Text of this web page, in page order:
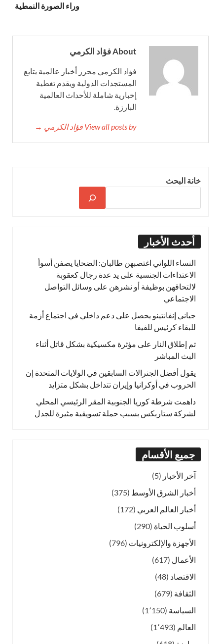
وراء الصورة النمطية
About فؤاد الكرمي
فؤاد الكرمي محرر أخبار عالمية يتابع
المستجدات الدولية ويقدم تغطية
إخبارية شاملة للأحداث العالمية
البارزة.
View all posts by فؤاد الكرمي →
خانة البحث
أحدث الأخبار
النساء اللواتي اغتصبهن طالبان: الضحايا يصفن أسوأ
الاعتداءات الجنسية على يد عدة رجال كعقوبة
لالتحاقهن بوظيفة أو نشرهن على وسائل التواصل
الاجتماعي
جياني إنفانتينو يحصل على دعم داخلي في اجتماع أزمة
للبقاء كرئيس للفيفا
تم إطلاق النار على مؤثرة مكسيكية بشكل قاتل أثناء
البث المباشر
يقول أفضل الجنرالات السابقين في الولايات المتحدة إن
الحروب في أوكرانيا وإيران تتداخل بشكل متزايد
داهمت شرطة كوريا الجنوبية المقر الرئيسي المحلي
لشركة ستاربكس بسبب حملة تسويقية مثيرة للجدل
جميع الأقسام
آخر الأخبار (5)
أخبار الشرق الأوسط (375)
أخبار العالم العربي (172)
أسلوب الحياة (290)
الأجهزة والإلكترونيات (796)
الأعمال (617)
الاقتصاد (48)
الثقافة (679)
السياسة (1٬150)
العالم (1٬493)